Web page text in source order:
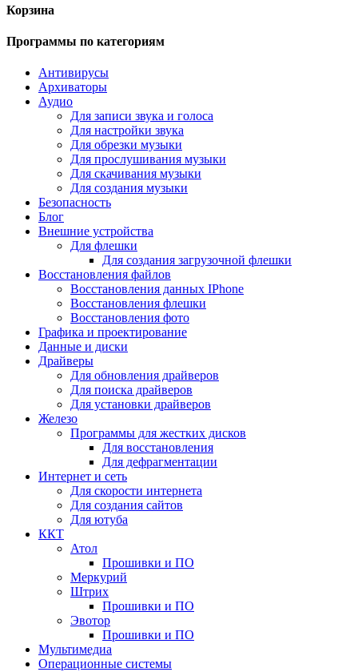
Корзина
Программы по категориям
Антивирусы
Архиваторы
Аудио
Для записи звука и голоса
Для настройки звука
Для обрезки музыки
Для прослушивания музыки
Для скачивания музыки
Для создания музыки
Безопасность
Блог
Внешние устройства
Для флешки
Для создания загрузочной флешки
Восстановления файлов
Восстановления данных IPhone
Восстановления флешки
Восстановления фото
Графика и проектирование
Данные и диски
Драйверы
Для обновления драйверов
Для поиска драйверов
Для установки драйверов
Железо
Программы для жестких дисков
Для восстановления
Для дефрагментации
Интернет и сеть
Для скорости интернета
Для создания сайтов
Для ютуба
ККТ
Атол
Прошивки и ПО
Меркурий
Штрих
Прошивки и ПО
Эвотор
Прошивки и ПО
Мультимедиа
Операционные системы